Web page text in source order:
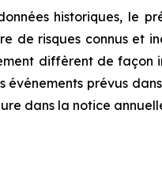
historiques, le
de risques connus et
diffèrent de façon
événements prévus
dans la notice